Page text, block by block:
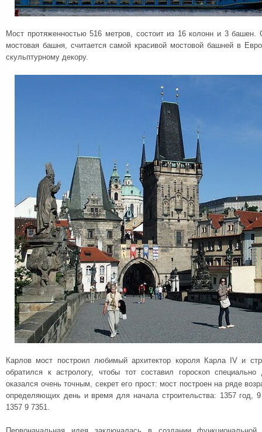
Мост протяженностью 516 метров, состоит из 16 колонн и 3 башен.
мостовая башня, считается самой красивой мостовой башней в
скульптурному декору.
Карлов мост построил любимый архитектор короля Карла IV и
обратился к астрологу, чтобы тот составил гороскоп
оказался очень точным, секрет его прост: мост построен на ряде
определяющих день и время для начала строительства: 1357 год,
1357 9 7351.